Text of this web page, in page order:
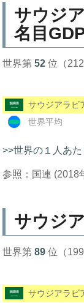
サウジ
名目
世界第52 位（212
サウジアラビ
世界平均
>>世界の１人あ
参照：国連 (2018
サウジ
世界第89 位（199
サウジアラビ